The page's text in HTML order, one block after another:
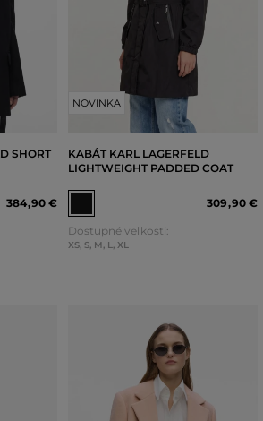
SHORT
384,90 €
NOVINKA
KABÁT KARL LAGERFELD
LIGHTWEIGHT PADDED COAT
309,90 €
Dostupné veľkosti:
XS, S, M, L, XL